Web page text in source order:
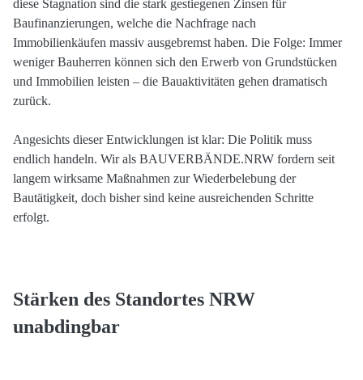
diese Stagnation sind die stark gestiegenen Zinsen für
Baufinanzierungen, welche die Nachfrage nach
Immobilienkäufen massiv ausgebremst haben. Die Folge: Immer
weniger Bauherren können sich den Erwerb von Grundstücken
und Immobilien leisten – die Bauaktivitäten gehen dramatisch
zurück.
Angesichts dieser Entwicklungen ist klar: Die Politik muss
endlich handeln. Wir als BAUVERBÄNDE.NRW fordern seit
langem wirksame Maßnahmen zur Wiederbelebung der
Bautätigkeit, doch bisher sind keine ausreichenden Schritte
erfolgt.
Stärken des Standortes NRW
unabdingbar